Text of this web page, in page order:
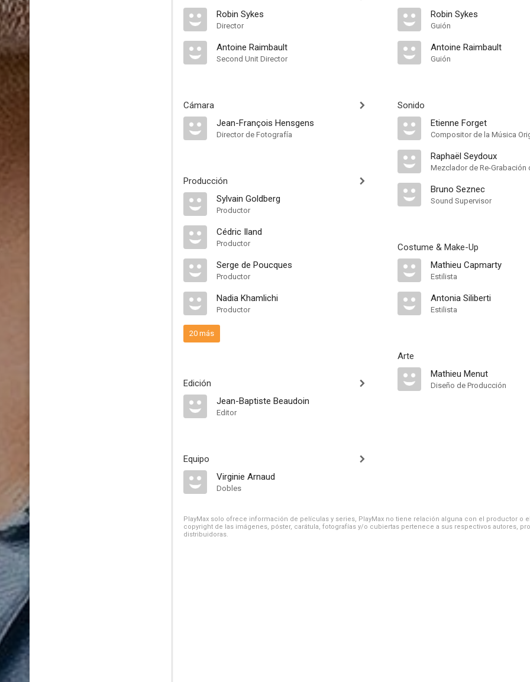
Robin Sykes
Director
Antoine Raimbault
Second Unit Director
Cámara
Jean-François Hensgens
Director de Fotografía
Producción
Sylvain Goldberg
Productor
Cédric Iland
Productor
Serge de Poucques
Productor
Nadia Khamlichi
Productor
20 más
Edición
Jean-Baptiste Beaudoin
Editor
Equipo
Virginie Arnaud
Dobles
Robin Sykes
Guión
Antoine Raimbault
Guión
Sonido
Etienne Forget
Compositor de la Música
Raphaël Seydoux
Mezclador de Re-Grabación
Bruno Seznec
Sound Supervisor
Costume & Make-Up
Mathieu Capmarty
Estilista
Antonia Siliberti
Estilista
Arte
Mathieu Menut
Diseño de Producción
PlayMax solo ofrece información de películas y series, PlayMax no tiene relación alguna con el productor o
copyright de las imágenes, póster, carátula, fotografías y/o cubiertas pertenece a sus respectivos autores,
distribuidoras.